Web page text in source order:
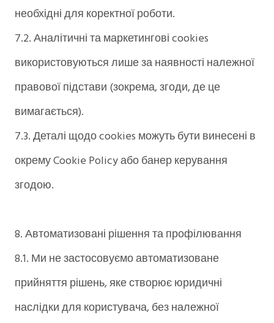
необхідні для коректної роботи.
7.2. Аналітичні та маркетингові cookies
використовуються лише за наявності належної
правової підстави (зокрема, згоди, де це
вимагається).
7.3. Деталі щодо cookies можуть бути винесені в
окрему Cookie Policy або банер керування
згодою.
8. Автоматизовані рішення та профілювання
8.1. Ми не застосовуємо автоматизоване
прийняття рішень, яке створює юридичні
наслідки для користувача, без належної